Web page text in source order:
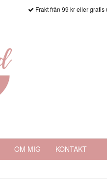
Frakt från 99 kr eller
OM MIG KONTAKT